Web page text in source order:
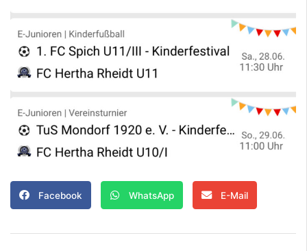
Facebook WhatsApp E-Mail